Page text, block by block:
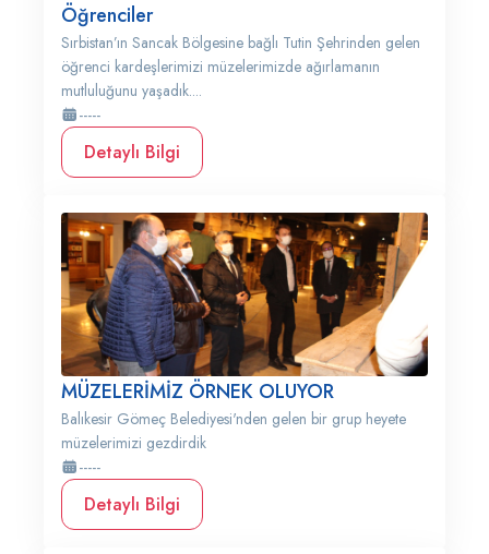
Öğrenciler
Sırbistan’ın Sancak Bölgesine bağlı Tutin Şehrinden gelen
öğrenci kardeşlerimizi müzelerimizde ağırlamanın
mutluluğunu yaşadık....
-----
Detaylı Bilgi
MÜZELERİMİZ ÖRNEK OLUYOR
Balıkesir Gömeç Belediyesi'nden gelen bir grup heyete
müzelerimizi gezdirdik
-----
Detaylı Bilgi